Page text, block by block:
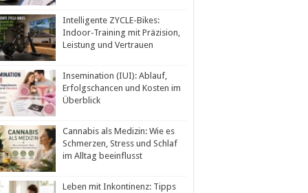
Intelligente ZYCLE-Bikes:
Indoor-Training mit Präzision,
Leistung und Vertrauen
Insemination (IUI): Ablauf,
Erfolgschancen und Kosten im
Überblick
Cannabis als Medizin: Wie es
Schmerzen, Stress und Schlaf
im Alltag beeinflusst
Leben mit Inkontinenz: Tipps